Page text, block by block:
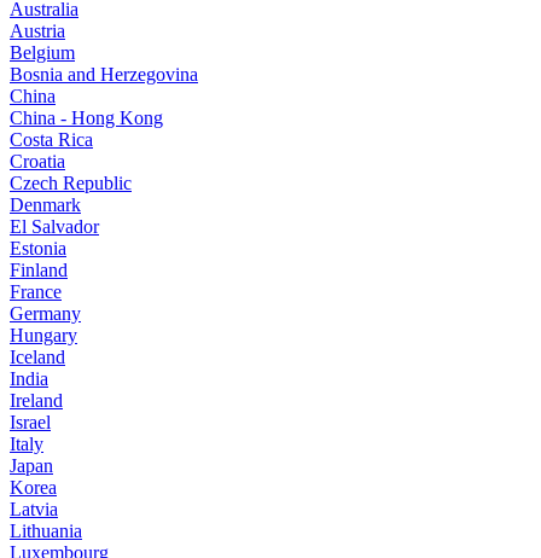
Australia
Austria
Belgium
Bosnia and Herzegovina
China
China - Hong Kong
Costa Rica
Croatia
Czech Republic
Denmark
El Salvador
Estonia
Finland
France
Germany
Hungary
Iceland
India
Ireland
Israel
Italy
Japan
Korea
Latvia
Lithuania
Luxembourg